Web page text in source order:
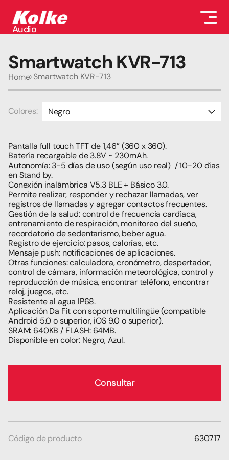
Audio
Auriculares
Conectividad
Gaming
Seguridad
Televisores
Smartwatch KVR-713
Home Smartwatch KVR-713
Colores:
Negro
Pantalla full touch TFT de 1,46” (360 x 360).
Batería recargable de 3.8V ~ 230mAh.
Autonomía: 3-5 días de uso (según uso real)  / 10-20 días
en Stand by.
Conexión inalámbrica V5.3 BLE + Básico 3.0.
Permite realizar, responder y rechazar llamadas, ver
registros de llamadas y agregar contactos frecuentes.
Gestión de la salud: control de frecuencia cardíaca,
entrenamiento de respiración, monitoreo del sueño,
recordatorio de sedentarismo, beber agua.
Registro de ejercicio: pasos, calorías, etc.
Mensaje push: notificaciones de aplicaciones.
Otras funciones: calculadora, cronómetro, despertador,
control de cámara, información meteorológica, control y
reproducción de música, encontrar teléfono, encontrar
reloj, juegos, etc.
Resistente al agua IP68.
Aplicación Da Fit con soporte multilingüe (compatible
Android 5.0 o superior, iOS 9.0 o superior).
SRAM: 640KB / FLASH: 64MB.
Disponible en color: Negro, Azul.
Consultar
Código de producto 630717